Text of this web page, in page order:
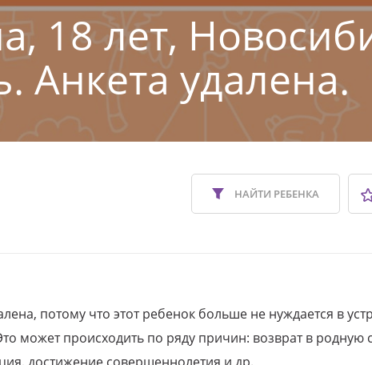
18 лет,
Анкета удалена.
НАЙТИ РЕБЕНКА
потому что этот ребенок больше не нуждается в
может происходить по ряду причин: возврат в родную